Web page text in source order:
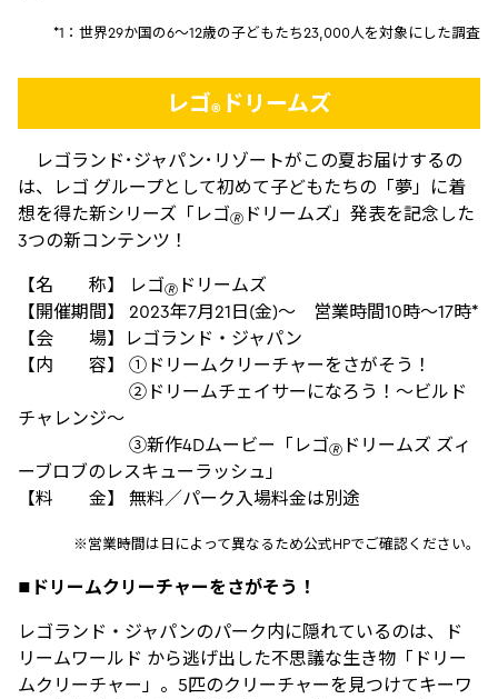
*1：世界29か国の6～12歳の子どもたち23,000人を対象にした調査
レゴ® ドリームズ
レゴランド･ジャパン･リゾートがこの夏お届けするの
は、レゴ グループとして初めて子どもたちの「夢」に着
想を得た新シリーズ「レゴ🄬 ドリームズ」発表を記念した
3つの新コンテンツ！
【名 称】 レゴ🄬 ドリームズ
【開催期間】 2023年7月21日(金)～ 営業時間10時～17時*
【会 場】レゴランド・ジャパン
【内 容】 ①ドリームクリーチャーをさがそう！
②ドリームチェイサーになろう！～ビルド
チャレンジ～
③新作4Dムービー「レゴ🄬 ドリームズ ズィ
ーブロブのレスキューラッシュ」
【料 金】 無料／パーク入場料金は別途
※営業時間は日によって異なるため公式HPでご確認ください。
■ドリームクリーチャーをさがそう！
レゴランド・ジャパンのパーク内に隠れているのは、ド
リームワールド から逃げ出した不思議な生き物「ドリー
ムクリーチャー」。5匹のクリーチャーを見つけてキーワ